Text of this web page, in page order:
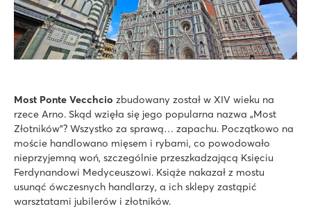
Most Ponte Vecchcio zbudowany został w XIV wieku na
rzece Arno. Skąd wzięła się jego popularna nazwa „Most
Złotników"? Wszystko za sprawą… zapachu. Początkowo na
moście handlowano mięsem i rybami, co powodowało
nieprzyjemną woń, szczególnie przeszkadzającą Księciu
Ferdynandowi Medyceuszowi. Książe nakazał z mostu
usunąć ówczesnych handlarzy, a ich sklepy zastąpić
warsztatami jubilerów i złotników.